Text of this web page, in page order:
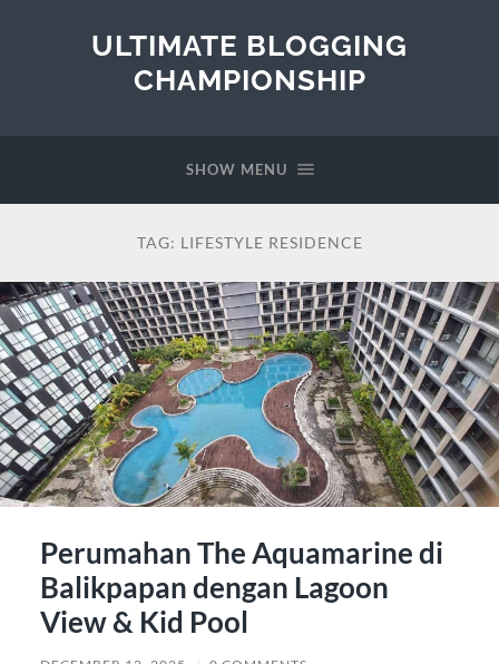
ULTIMATE BLOGGING
CHAMPIONSHIP
SHOW MENU
TAG: LIFESTYLE RESIDENCE
Perumahan The Aquamarine di
Balikpapan dengan Lagoon
View & Kid Pool